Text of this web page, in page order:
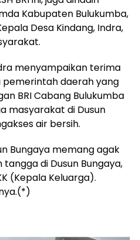
Kabupaten Bulukumba,
Desa Kindang, Indra,
menyampaikan terima
daerah yang
BRI Cabang Bulukumba
masyarakat di Dusun
air bersih.
Bungaya memang agak
di Dusun Bungaya,
(Kepala Keluarga).